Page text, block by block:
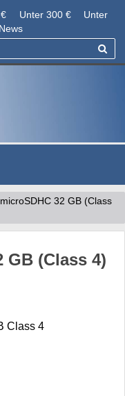
Unter 300 €
Unter
News
32 GB (Class
GB (Class 4)